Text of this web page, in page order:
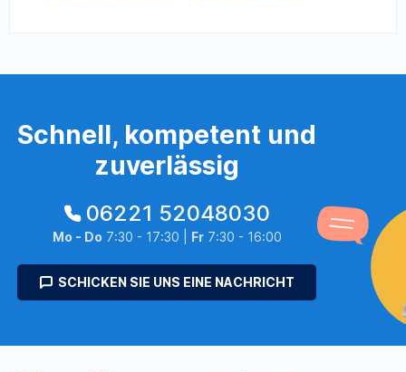
Schnell, kompetent und
zuverlässig
06221 52048030
Mo - Do 7:30 - 17:30 | Fr7:30 - 16:00
SCHICKEN SIE UNS EINE NACHRICHT